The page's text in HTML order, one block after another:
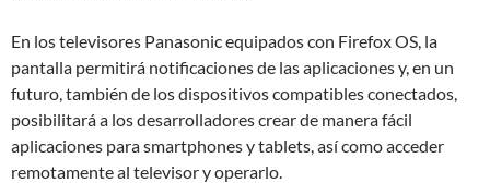
En los televisores Panasonic equipados con Firefox OS, la
pantalla permitirá notificaciones de las aplicaciones y, en un
futuro, también de los dispositivos compatibles conectados,
posibilitará a los desarrolladores crear de manera fácil
aplicaciones para smartphones y tablets, así como acceder
remotamente al televisor y operarlo.